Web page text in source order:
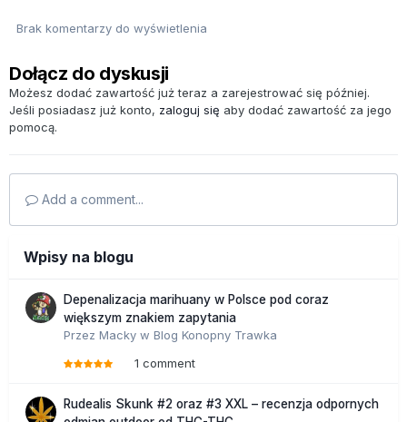
Brak komentarzy do wyświetlenia
Dołącz do dyskusji
Możesz dodać zawartość już teraz a zarejestrować się później.
Jeśli posiadasz już konto, zaloguj się aby dodać zawartość za jego
pomocą.
Add a comment...
Wpisy na blogu
Depenalizacja marihuany w Polsce pod coraz
większym znakiem zapytania
Przez Macky w Blog Konopny Trawka
1 comment
Rudealis Skunk #2 oraz #3 XXL – recenzja odpornych